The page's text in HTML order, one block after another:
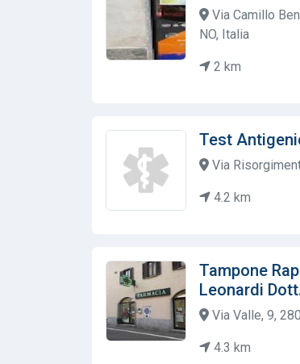
Via Camillo
NO, Italia
2 km
Test
Via
4.2 km
Tampone
Leonardi
Via Valle, 9,
4.3 km